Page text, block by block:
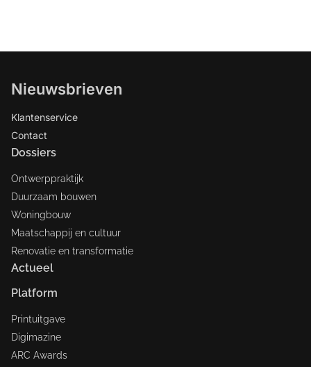
Nieuwsbrieven
Klantenservice
Contact
Dossiers
Ontwerppraktijk
Duurzaam bouwen
Woningbouw
Maatschappij en cultuur
Renovatie en transformatie
Actueel
Platform
Printuitgave
Digimazine
ARC Awards